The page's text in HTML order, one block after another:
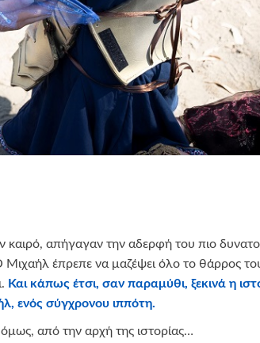
καιρό, απήγαγαν την αδερφή του πιο
Μιχαήλ έπρεπε να μαζέψει όλο το θάρρος
Και κάπως έτσι, σαν παραμύθι, ξεκινά η
ενός σύγχρονου ιππότη.
από την αρχή της ιστορίας…